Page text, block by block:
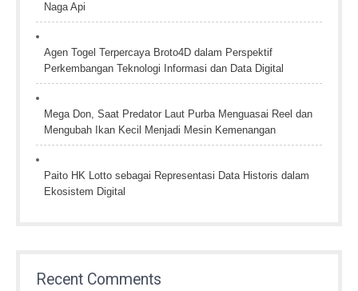
Naga Api
Agen Togel Terpercaya Broto4D dalam Perspektif
Perkembangan Teknologi Informasi dan Data Digital
Mega Don, Saat Predator Laut Purba Menguasai Reel dan
Mengubah Ikan Kecil Menjadi Mesin Kemenangan
Paito HK Lotto sebagai Representasi Data Historis dalam
Ekosistem Digital
Recent Comments